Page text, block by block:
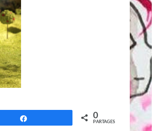
0
PARTAGES